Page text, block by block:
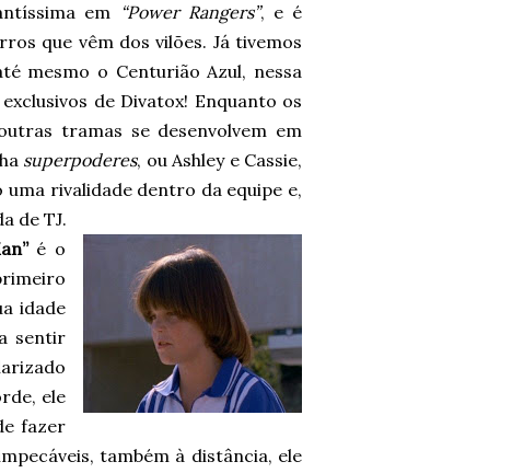
em “Power Rangers”, e é
que vêm dos vilões. Já tivemos
mesmo o Centurião Azul, nessa
de Divatox! Enquanto os
tramas se desenvolvem em
superpoderes, ou Ashley e Cassie,
rivalidade dentro da equipe e,
de TJ.
é o
idade
sentir
ele
fazer
também à distância, ele